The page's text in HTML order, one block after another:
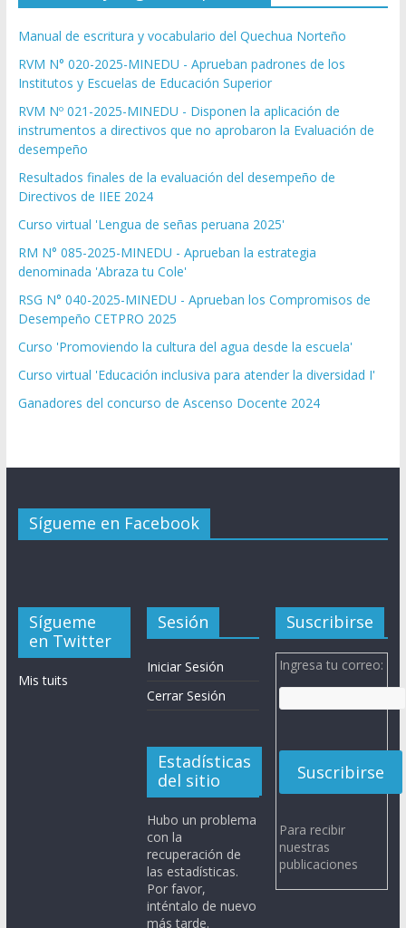
Manual de escritura y vocabulario del Quechua Norteño
RVM N° 020-2025-MINEDU - Aprueban padrones de los
Institutos y Escuelas de Educación Superior
RVM Nº 021-2025-MINEDU - Disponen la aplicación de
instrumentos a directivos que no aprobaron la Evaluación de
desempeño
Resultados finales de la evaluación del desempeño de
Directivos de IIEE 2024
Curso virtual 'Lengua de señas peruana 2025'
RM N° 085-2025-MINEDU - Aprueban la estrategia
denominada 'Abraza tu Cole'
RSG N° 040-2025-MINEDU - Aprueban los Compromisos de
Desempeño CETPRO 2025
Curso 'Promoviendo la cultura del agua desde la escuela'
Curso virtual 'Educación inclusiva para atender la diversidad I'
Ganadores del concurso de Ascenso Docente 2024
Sígueme en Facebook
Sígueme
en Twitter
Mis tuits
Sesión
Iniciar Sesión
Cerrar Sesión
Estadísticas
del sitio
Hubo un problema
con la
recuperación de
las estadísticas.
Por favor,
inténtalo de nuevo
más tarde.
Suscribirse
Ingresa tu correo:
Para recibir
nuestras
publicaciones